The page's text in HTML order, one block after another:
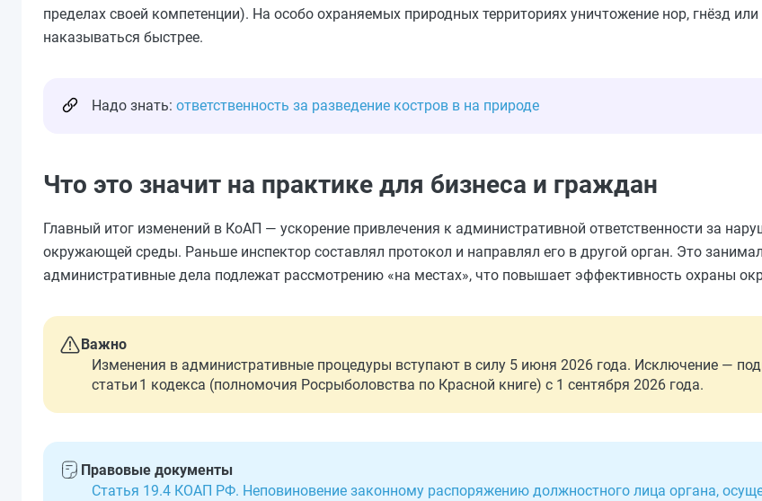
пределах своей компетенции). На особо охраняемых природных территориях уничтожение нор, гнёзд
наказываться быстрее.
Надо знать: ответственность за разведение костров в на природе
Что это значит на практике для бизнеса и граждан
Главный итог изменений в КоАП — ускорение привлечения к административной ответственности за
окружающей среды. Раньше инспектор составлял протокол и направлял его в другой орган. Это
административные дела подлежат рассмотрению «на местах», что повышает эффективность охраны
Важно
Изменения в административные процедуры вступают в силу 5 июня 2026 года. Исключение —
статьи 1 кодекса (полномочия Росрыболовства по Красной книге) с 1 сентября 2026 года.
Правовые документы
Статья 19.4 КОАП РФ. Неповиновение законному распоряжению должностного лица органа,